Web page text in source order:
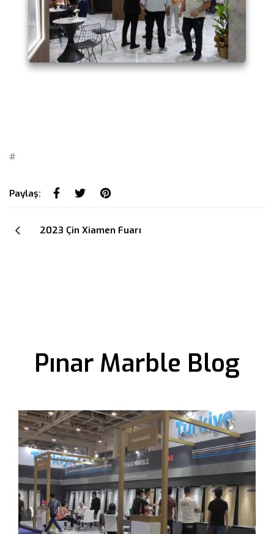
#
Paylaş:
2023 Çin Xiamen Fuarı
Pınar Marble Blog